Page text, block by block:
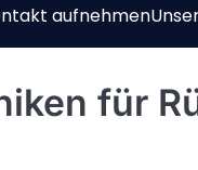
aufnehmen
für